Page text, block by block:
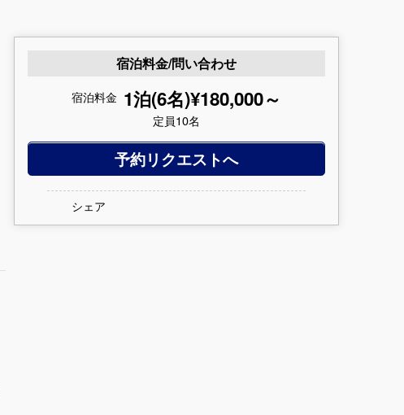
宿泊料金/問い合わせ
宿泊料金 1泊(6名)¥180,000～
定員10名
予約リクエストへ
シェア